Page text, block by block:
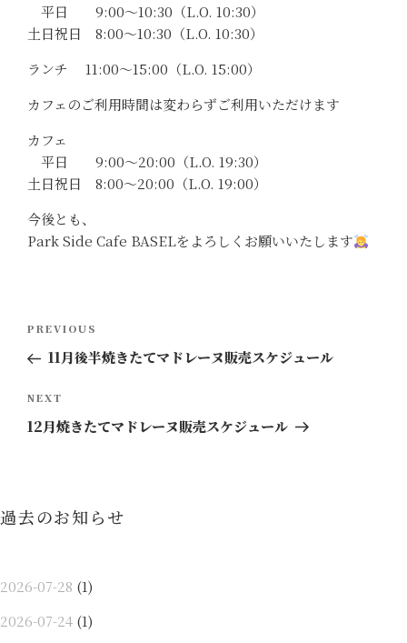
平日 9:00〜10:30（L.O. 10:30）
土日祝日 8:00〜10:30（L.O. 10:30）
ランチ 11:00〜15:00（L.O. 15:00）
カフェのご利用時間は変わらずご利用いただけます
カフェ
平日 9:00〜20:00（L.O. 19:30）
土日祝日 8:00〜20:00（L.O. 19:00）
今後とも、
Park Side Cafe BASELをよろしくお願いいたします
ナ
ビ
ゲ
ン
Previous
Post
PREVIOUS
11月後半焼きたてマドレーヌ販売スケジュール
Next
Post
NEXT
12月焼きたてマドレーヌ販売スケジュール
過去のお知らせ
2026-07-28 (1)
2026-07-24 (1)